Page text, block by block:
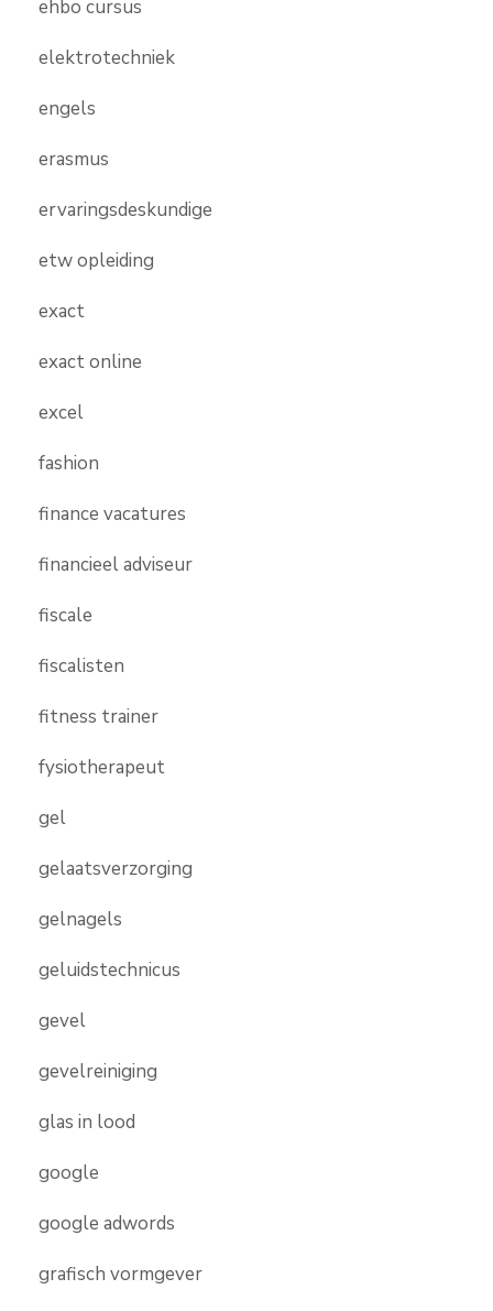
ehbo cursus
elektrotechniek
engels
erasmus
ervaringsdeskundige
etw opleiding
exact
exact online
excel
fashion
finance vacatures
financieel adviseur
fiscale
fiscalisten
fitness trainer
fysiotherapeut
gel
gelaatsverzorging
gelnagels
geluidstechnicus
gevel
gevelreiniging
glas in lood
google
google adwords
grafisch vormgever